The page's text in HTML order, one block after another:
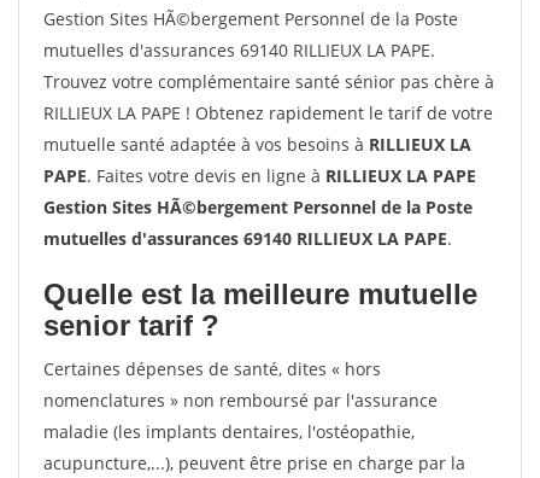
Gestion Sites HÃ©bergement Personnel de la Poste
mutuelles d'assurances 69140 RILLIEUX LA PAPE.
Trouvez votre complémentaire santé sénior pas chère à
RILLIEUX LA PAPE ! Obtenez rapidement le tarif de votre
mutuelle santé adaptée à vos besoins à RILLIEUX LA
PAPE. Faites votre devis en ligne à RILLIEUX LA PAPE
Gestion Sites HÃ©bergement Personnel de la Poste
mutuelles d'assurances 69140 RILLIEUX LA PAPE.
Quelle est la meilleure mutuelle
senior tarif ?
Certaines dépenses de santé, dites « hors
nomenclatures » non remboursé par l'assurance
maladie (les implants dentaires, l'ostéopathie,
acupuncture,...), peuvent être prise en charge par la